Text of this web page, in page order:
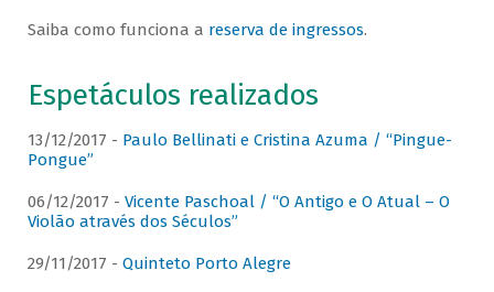
Saiba como funciona a reserva de ingressos.
Espetáculos realizados
13/12/2017 - Paulo Bellinati e Cristina Azuma / “Pingue-
Pongue”
06/12/2017 - Vicente Paschoal / “O Antigo e O Atual – O
Violão através dos Séculos”
29/11/2017 - Quinteto Porto Alegre